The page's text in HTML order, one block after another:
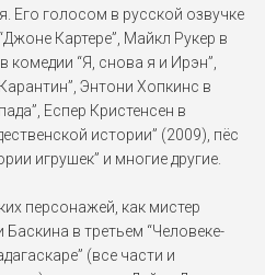
О’Лафлин
нации: Книга
Диткович
паук 3: Враг в
(2007)
Карибского моря:
света (2007)
Его голосом в русской озвучке
Картере”, Майкл Рукер в
комедии “Я, снова я и Ирэн”,
Энтони Хопкинс в
Еспер Кристенсен в
истории” (2009), пёс
игрушек” и многие другие.
персонажей, как мистер
в третьем “Человеке-
(все части и